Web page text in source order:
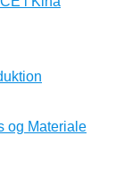
og Materiale